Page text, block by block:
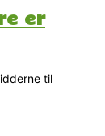
er
til